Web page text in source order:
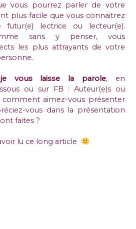
vous pourrez parler de votre
plus facile que vous connaitrez
lectrice ou lecteur(e).
sans y penser, vous
les plus attrayants de votre
vous laisse la parole, en
ou sur FB : Auteur(e)s ou
comment aimez-vous présenter
vous dans la présentation
faites ?
lu ce long article